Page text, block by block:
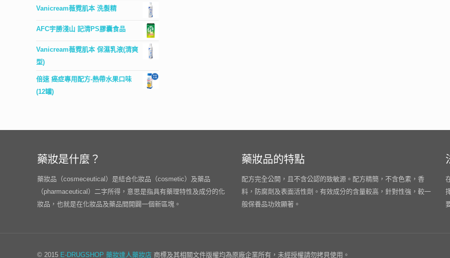
Vanicream薇霓肌本 洗髮精
AFC宇勝淺山 記清PS膠囊食品
Vanicream薇霓肌本 保濕乳液(清爽
型)
倍速 癌症專用配方-熱帶水果口味
(12罐)
藥妝是什麼？
藥妝品（cosmeceutical）是結合化妝品（cosmetic）及藥品
（pharmaceutical）二字所得，意思是指具有藥理特性及成分的化
妝品，也就是在化妝品及藥品間開闢一個新區塊。
藥妝品的特點
配方完全公開，且不含公認的致敏源。配方精簡，不含色素，香
料，防腐劑及表面活性劑。有效成分的含量較高，針對性強，較一
般保養品功效顯著。
© 2015 E-DRUGSHOP 藥妝達人藥妝店 商標及其相關文件版權均為原廠企業所有，未經授權請勿拷貝使用。